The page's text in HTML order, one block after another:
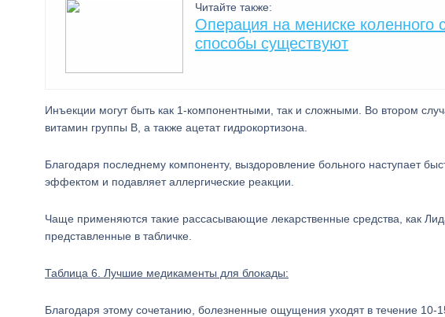
Читайте также:
Операция на мениске коленного
способы существуют
Инъекции могут быть как 1-компонентными, так и сложными. Во втором
витамин группы B, а также ацетат гидрокортизона.
Благодаря последнему компоненту, выздоровление больного наступает
эффектом и подавляет аллергические реакции.
Чаще применяются такие рассасывающие лекарственные средства, как
представленные в табличке.
Таблица 6. Лучшие медикаменты для блокады:
Благодаря этому сочетанию, болезненные ощущения уходят в течение 10-